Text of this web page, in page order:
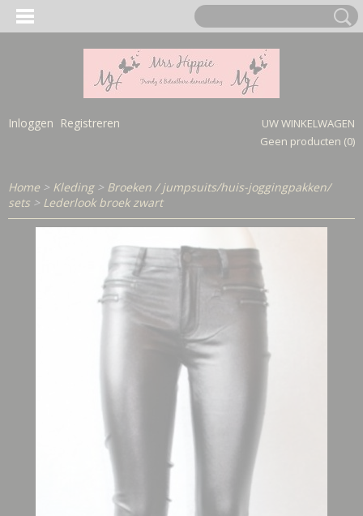
Inloggen Registreren
UW WINKELWAGEN
Geen producten (0)
Home > Kleding> Broeken / jumpsuits/huis-joggingpakken/
sets > Lederlook broek zwart